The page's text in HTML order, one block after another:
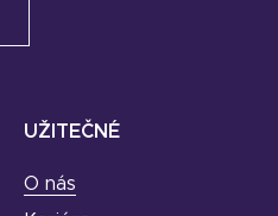
UŽITEČNÉ
O nás